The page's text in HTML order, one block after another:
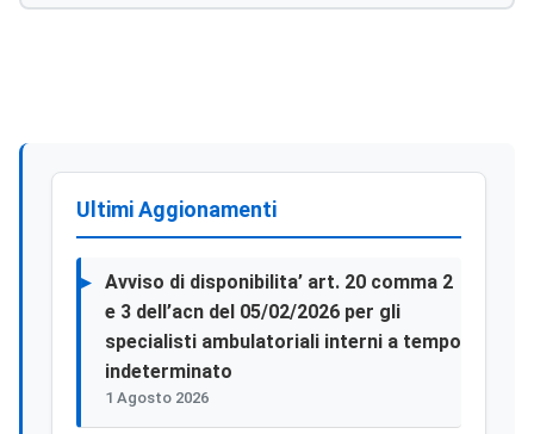
Ultimi Aggionamenti
Avviso di disponibilita’ art. 20 comma 2
e 3 dell’acn del 05/02/2026 per gli
specialisti ambulatoriali interni a tempo
indeterminato
1 Agosto 2026